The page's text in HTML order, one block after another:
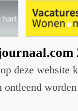
deze website
ontleend worden